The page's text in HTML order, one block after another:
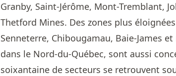
Granby, Saint-Jérôme, Mont-Tremblant,
Thetford Mines. Des zones plus
Senneterre, Chibougamau, Baie-James
dans le Nord-du-Québec, sont aussi
soixantaine de secteurs se retrouvent